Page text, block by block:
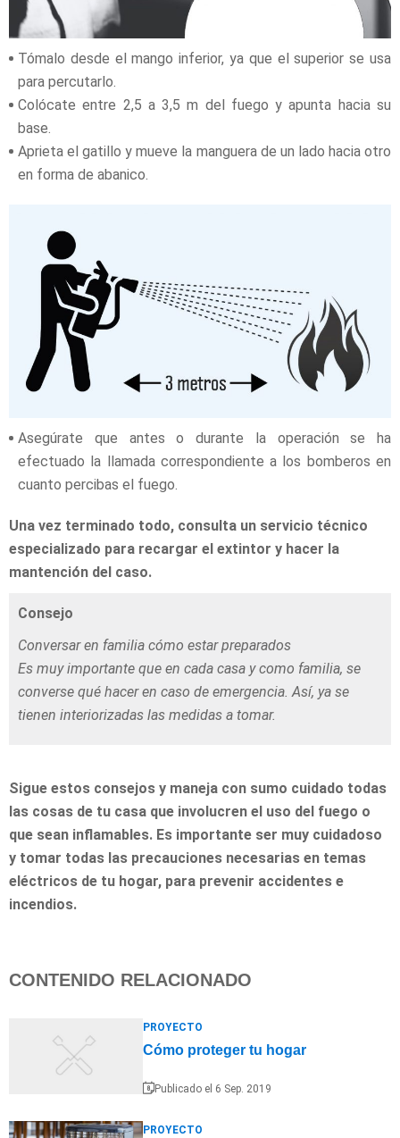
Tómalo desde el mango inferior, ya que el superior se usa
para percutarlo.
Colócate entre 2,5 a 3,5 m del fuego y apunta hacia su
base.
Aprieta el gatillo y mueve la manguera de un lado hacia otro
en forma de abanico.
Asegúrate que antes o durante la operación se ha
efectuado la llamada correspondiente a los bomberos en
cuanto percibas el fuego.
Una vez terminado todo, consulta un servicio técnico
especializado para recargar el extintor y hacer la
mantención del caso.
Consejo
Conversar en familia cómo estar preparados
Es muy importante que en cada casa y como familia, se
converse qué hacer en caso de emergencia. Así, ya se
tienen interiorizadas las medidas a tomar.
Sigue estos consejos y maneja con sumo cuidado todas
las cosas de tu casa que involucren el uso del fuego o
que sean inflamables. Es importante ser muy cuidadoso
y tomar todas las precauciones necesarias en temas
eléctricos de tu hogar, para prevenir accidentes e
incendios.
CONTENIDO RELACIONADO
PROYECTO
Cómo proteger tu hogar
Publicado el 6 Sep. 2019
PROYECTO